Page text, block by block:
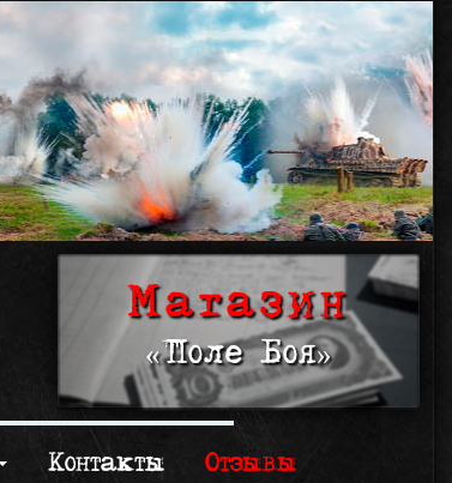
Магазин
«Поле Боя»
Контакты Отзывы